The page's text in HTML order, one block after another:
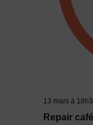
Repair café
13 mars à